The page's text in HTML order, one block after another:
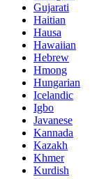
Gujarati
Haitian
Hausa
Hawaiian
Hebrew
Hmong
Hungarian
Icelandic
Igbo
Javanese
Kannada
Kazakh
Khmer
Kurdish